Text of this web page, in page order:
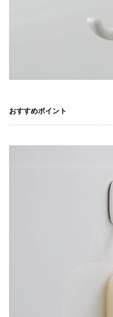
おすすめポイント